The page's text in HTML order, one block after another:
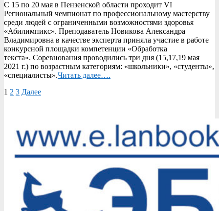
20
С 15 по 20 мая в Пензенской области проходит VI
Региональный чемпионат по профессиональному мастерству
среди людей с ограниченными возможностями здоровья
«Абилимпикс». Преподаватель Новикова Александра
Владимировна в качестве эксперта приняла участие в работе
конкурсной площадки компетенции «Обработка
текста». Соревнования проводились три дня (15,17,19 мая
2021 г.) по возрастным категориям: «школьники», «студенты»,
«специалисты».Читать далее….
Пагинация
1 2 3 Далее